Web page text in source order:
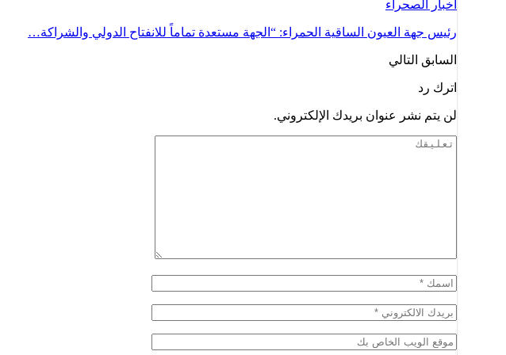
أخبار الصحراء
السابق التالي
اترك رد
لن يتم نشر عنوان بريدك الإلكتروني.